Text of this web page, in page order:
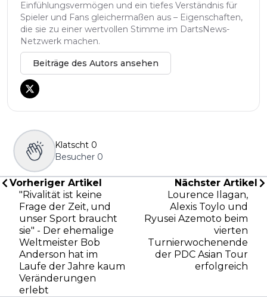
Einfühlungsvermögen und ein tiefes Verständnis für
Spieler und Fans gleichermaßen aus – Eigenschaften,
die sie zu einer wertvollen Stimme im DartsNews-
Netzwerk machen.
Beiträge des Autors ansehen
Klatscht 0
Besucher 0
Vorheriger Artikel
"Rivalität ist keine
Frage der Zeit, und
unser Sport braucht
sie" - Der ehemalige
Weltmeister Bob
Anderson hat im
Laufe der Jahre kaum
Veränderungen
erlebt
Nächster Artikel
Lourence Ilagan,
Alexis Toylo und
Ryusei Azemoto beim
vierten
Turnierwochenende
der PDC Asian Tour
erfolgreich